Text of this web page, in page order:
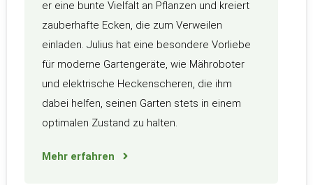
er eine bunte Vielfalt an Pflanzen und kreiert
zauberhafte Ecken, die zum Verweilen
einladen. Julius hat eine besondere Vorliebe
für moderne Gartengeräte, wie Mähroboter
und elektrische Heckenscheren, die ihm
dabei helfen, seinen Garten stets in einem
optimalen Zustand zu halten.
Mehr erfahren